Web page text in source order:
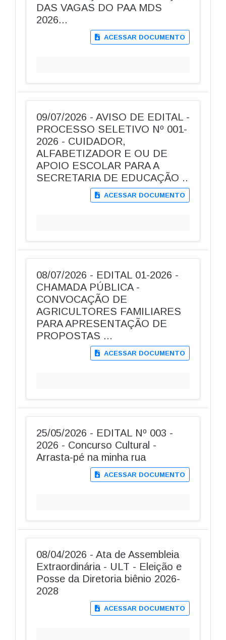
DAS VAGAS DO PAA MDS
2026...
ACESSAR DOCUMENTO
09/07/2026 - AVISO DE EDITAL -
PROCESSO SELETIVO Nº 001-
2026 - CUIDADOR,
ALFABETIZADOR E OU DE
APOIO ESCOLAR PARA A
SECRETARIA DE EDUCAÇÃO ..
ACESSAR DOCUMENTO
08/07/2026 - EDITAL 01-2026 -
CHAMADA PÚBLICA -
CONVOCAÇÃO DE
AGRICULTORES FAMILIARES
PARA APRESENTAÇÃO DE
PROPOSTAS ...
ACESSAR DOCUMENTO
25/05/2026 - EDITAL Nº 003 -
2026 - Concurso Cultural -
Arrasta-pé na minha rua
ACESSAR DOCUMENTO
08/04/2026 - Ata de Assembleia
Extraordinária - ULT - Eleição e
Posse da Diretoria biênio 2026-
2028
ACESSAR DOCUMENTO